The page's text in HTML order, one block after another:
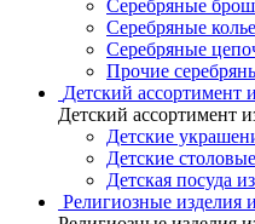
Серебряные
Серебряные колье
Серебряные
Прочие
Детский ассортимент
Детский ассортимент
Детские
Детские
Детская посуда
Религиозные изделия